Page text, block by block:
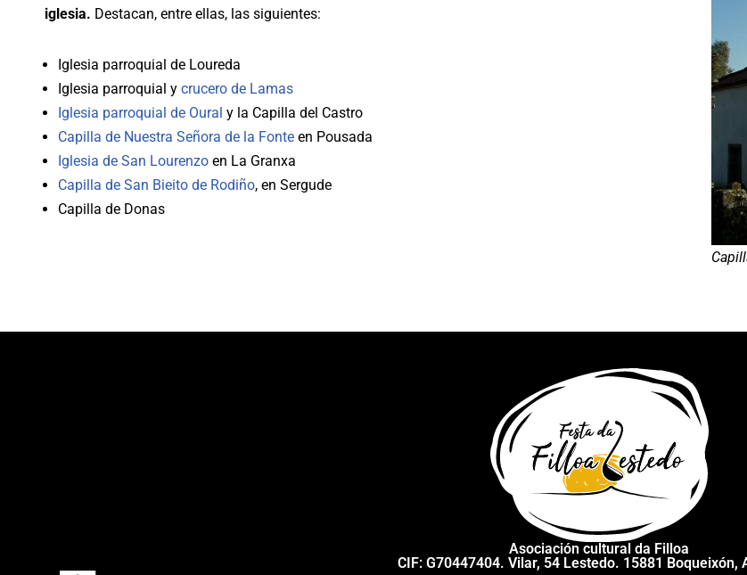
iglesia. Destacan, entre ellas, las siguientes:
Iglesia parroquial de Loureda
Iglesia parroquial ycrucero de Lamas
Iglesia parroquial de Oural y la Capilla del Castro
Capilla de Nuestra Señora de la Fonte en Pousada
Iglesia de San Lourenzo en La Granxa
Capilla de San Bieito de Rodiño, en Sergude
Capilla de Donas
Asociación cultural da Filloa
CIF: G70447404. Vilar, 54 Lestedo. 15881 Boqueixón,